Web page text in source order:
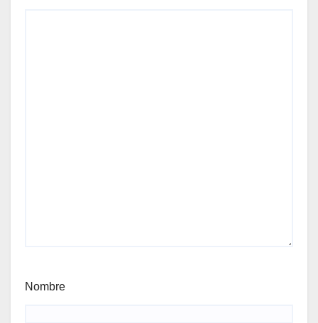
Nombre